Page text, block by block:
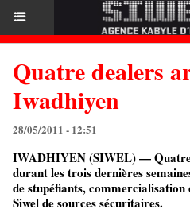
Quatre dealers
Iwadhiyen
28/05/2011 - 12:51
IWADHIYEN (SIWEL) — Quatre
durant les trois dernières
de stupéfiants,
Siwel de sources sécuritaires.